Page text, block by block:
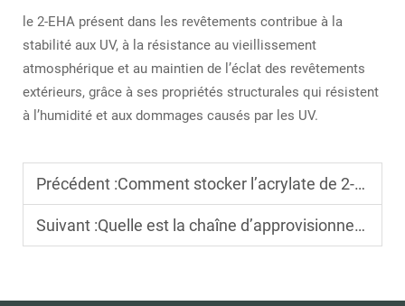
le 2-EHA présent dans les revêtements contribue à la
stabilité aux UV, à la résistance au vieillissement
atmosphérique et au maintien de l’éclat des revêtements
extérieurs, grâce à ses propriétés structurales qui résistent
à l’humidité et aux dommages causés par les UV.
Précédent :Comment stocker l’acrylate de 2-éthylhexyle pour une utilisation à long terme ?
Suivant :Quelle est la chaîne d’approvisionnement la plus stable pour le 2-EHA ?